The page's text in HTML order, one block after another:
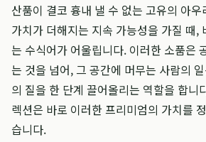
산품이 결코 흉내 낼 수 없는 고유의 아
가치가 더해지는 지속 가능성을 가질 때,
는 수식어가 어울립니다. 이러한 소품은
는 것을 넘어, 그 공간에 머무는 사람의
의 질을 한 단계 끌어올리는 역할을 합니
렉션은 바로 이러한 프리미엄의 가치를
습니다.